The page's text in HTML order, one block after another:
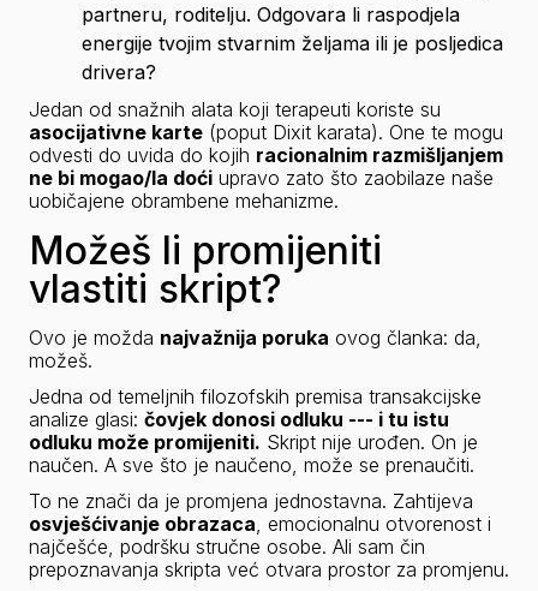
partneru, roditelju. Odgovara li raspodjela
drivera?
asocijativne karte (poput Dixit karata). One te mogu
odvesti do uvida do kojih racionalnim razmišljanjem
ne bi mogao/la doći upravo zato što zaobilaze naše
uobičajene obrambene mehanizme.
Možeš li promijeniti
vlastiti skript?
Ovo je možda najvažnija poruka ovog članka: da,
možeš.
Jedna od temeljnih filozofskih premisa transakcijske
analize glasi: čovjek donosi odluku --- i tu istu
odluku može promijeniti. Skript nije urođen. On je
naučen. A sve što je naučeno, može se prenaučiti.
osvješćivanje obrazaca , emocionalnu otvorenost i
najčešće, podršku stručne osobe. Ali sam čin
prepoznavanja skripta već otvara prostor za promjenu.